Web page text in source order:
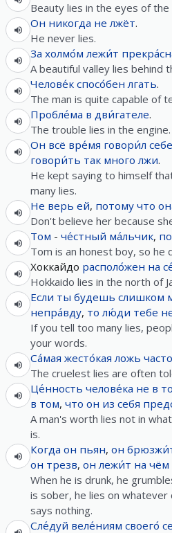
Beauty lies in the eyes of
Он никогда не лжёт.
He never lies.
За холмо́м лежи́т
A beautiful valley lies behind
Челове́к спосо́бен лгать.
The man is quite capable of
Пробле́ма в дви́гателе.
The trouble lies in the engine.
Он всё вре́мя говори́л себе
говори́ть так много лжи.
He kept saying to himself
many lies.
Не верь ей, потому что
Don't believe her because
Том - че́стный ма́льчик,
Tom is an honest boy, so he
Хоккайдо располо́жен на
Hokkaido lies in the north of
Если ты будешь слишком
непра́вду, то лю́ди тебе
If you tell too many lies,
your words.
Са́мая жесто́кая ложь часто
The cruelest lies are often
Це́нность челове́ка не в
в том, что он из себя
A man's worth lies not in
is.
Когда он пьян, он
он трезв, он лежи́т на чём
When he is drunk, he
is sober, he lies on whatever
says nothing.
Сле́дуй веле́ниям своего́